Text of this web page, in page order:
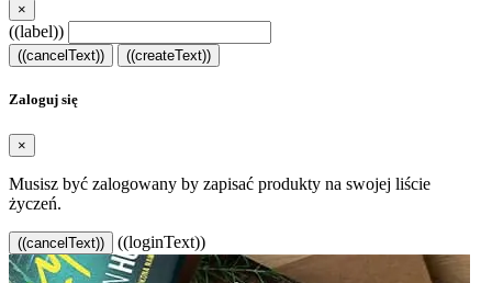
×
((label))
((cancelText)) ((createText))
Zaloguj się
×
Musisz być zalogowany by zapisać produkty na swojej liście
życzeń.
((cancelText)) ((loginText))